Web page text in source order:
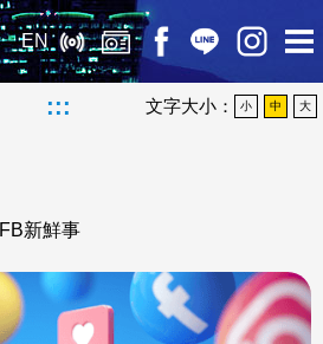
EN
::: 文字大小： 小 中 大
FB新鮮事